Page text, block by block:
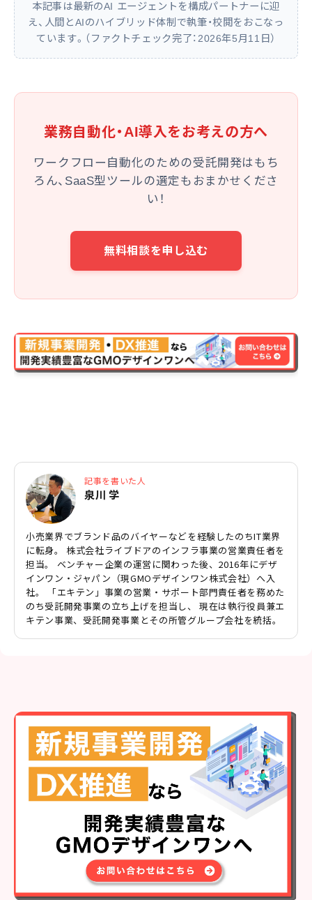
本記事は最新のAI エージェントを構成パートナーに迎
え、人間とAIのハイブリッド体制で執筆・校閲をおこなっ
ています。（ファクトチェック完了：2026年5月11日）
業務自動化・AI導入をお考えの方へ
ワークフロー自動化のための受託開発はもち
ろん、SaaS型ツールの選定もおまかせくださ
い！
無料相談を申し込む
記事を書いた人
泉川 学
小売業界でブランド品のバイヤーなどを経験したのちIT業界
に転身。 株式会社ライブドアのインフラ事業の営業責任者を
担当。 ベンチャー企業の運営に関わった後、2016年にデザ
インワン・ジャパン（現GMOデザインワン株式会社）へ入
社。 「エキテン」事業の営業・サポート部門責任者を務めた
のち受託開発事業の立ち上げを担当し、 現在は執行役員兼エ
キテン事業、受託開発事業とその所管グループ会社を統括。